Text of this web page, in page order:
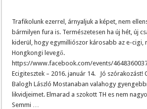
Trafikolunk ezerrel, árnyaljuk a képet, nem
bármilyen fura is. Természetesen ha új hét, új
kiderül, hogy egymilliószor károsabb az e-cigi,
Hongkongi levegő.
https://www.facebook.com/events/
Ecigitesztek – 2016. január 14. Jó szórakozást!
Balogh László Mostanaban valahogy
likvidjeimet. Elmarad a szokott TH es nem
Semmi …